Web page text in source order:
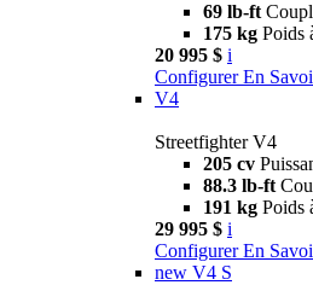
69 lb-ft
175 kg Poids
20 995 $ i
Configurer En
V4
Streetfighter V4
205 cv
88.3 lb-ft
191 kg Poids
29 995 $ i
Configurer En
new V4 S